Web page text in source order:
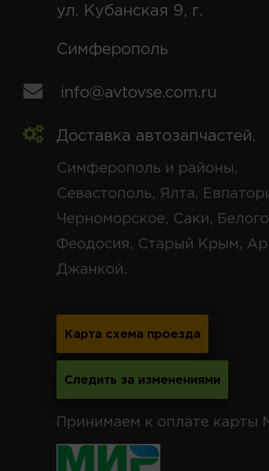
ул. Кубанская 9, г.
Симферополь
info@avtovse.com.ru
Доставка автозапчастей,
Симферополь и районы,
Севастополь, Ялта,
Черноморское, Саки,
Феодосия, Старый Крым,
Джанкой.
Карта схема проезда
Следить за изменениями
Принимаем к оплате карты